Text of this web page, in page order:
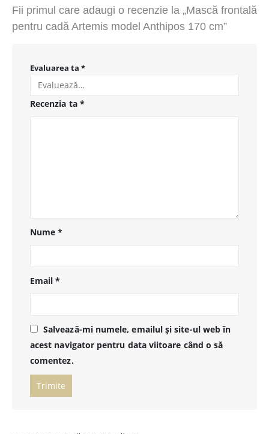
Fii primul care adaugi o recenzie la „Mască frontală
pentru cadă Artemis model Anthipos 170 cm”
Evaluarea ta *
Recenzia ta *
Nume*
Email*
Salvează-mi numele, emailul și site-ul web în
acest navigator pentru data viitoare când o să
comentez.